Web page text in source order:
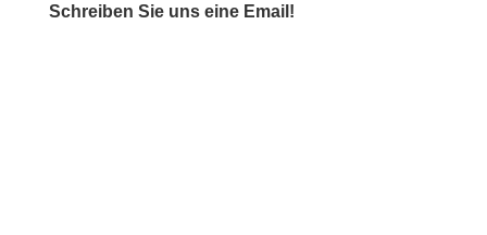
Schreiben Sie uns eine Email!